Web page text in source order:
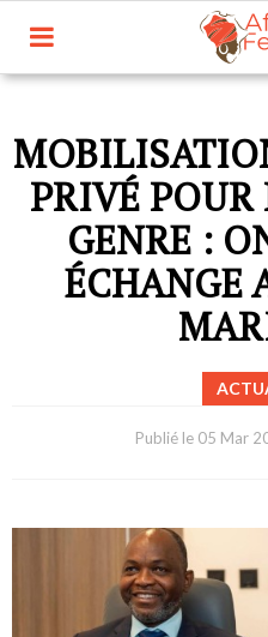
PRIVÉ
GENRE :
ÉCHANGE
Publié le 05 Mar